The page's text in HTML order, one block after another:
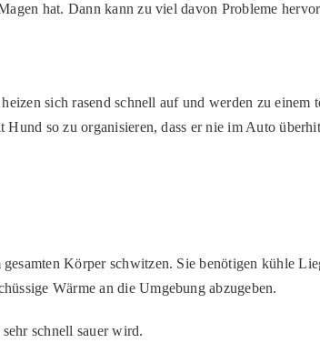
hat. Dann kann zu viel davon Probleme
sich rasend schnell auf und werden zu
so zu organisieren, dass er nie im Auto
Körper schwitzen. Sie benötigen kühle
Wärme an die Umgebung abzugeben.
schnell sauer wird.